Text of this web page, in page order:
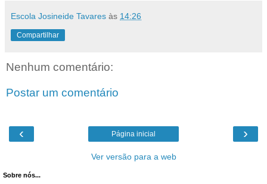
Escola Josineide Tavares às 14:26
Compartilhar
Nenhum comentário:
Postar um comentário
‹ ›
Página inicial
Ver versão para a web
Sobre nós...